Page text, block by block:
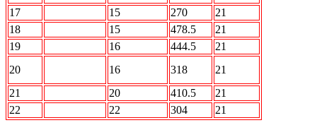
17
15 270
21
18
15 478.5
21
19
16 444.5
21
20
16 318
21
21
20 410.5
21
22
22 304 21